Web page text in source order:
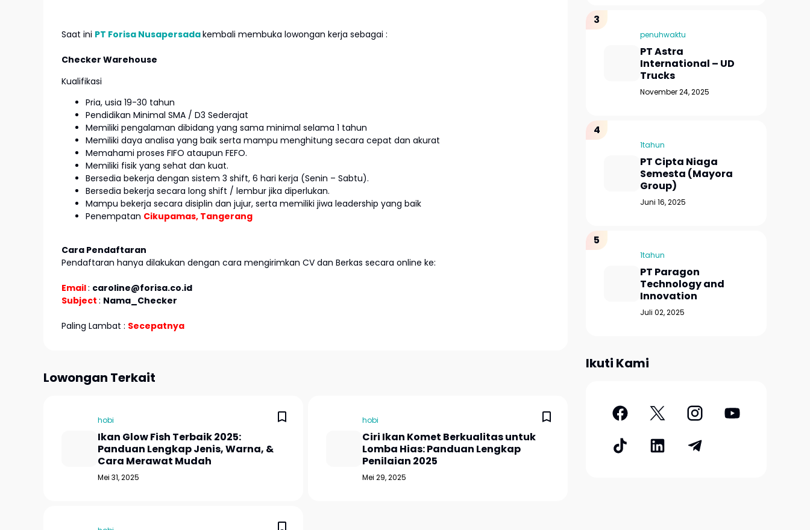
Saat ini PT Forisa Nusapersadakembali membuka lowongan kerja sebagai :
Checker Warehouse
Kualifikasi
Pria, usia 19-30 tahun
Pendidikan Minimal SMA / D3 Sederajat
Memiliki pengalaman dibidang yang sama minimal selama 1 tahun
Memiliki daya analisa yang baik serta mampu menghitung secara cepat dan akurat
Memahami proses FIFO ataupun FEFO.
Memiliki fisik yang sehat dan kuat.
Bersedia bekerja dengan sistem 3 shift, 6 hari kerja (Senin – Sabtu).
Bersedia bekerja secara long shift / lembur jika diperlukan.
Mampu bekerja secara disiplin dan jujur, serta memiliki jiwa leadership yang baik
Penempatan Cikupamas, Tangerang
Cara Pendaftaran
Pendaftaran hanya dilakukan dengan cara mengirimkan CV dan Berkas secara online ke:
Email: caroline@forisa.co.id
Subject : Nama_Checker
Paling Lambat : Secepatnya
Lowongan Terkait
hobi
Ikan Glow Fish Terbaik 2025:
Panduan Lengkap Jenis, Warna, &
Cara Merawat Mudah
Mei 31, 2025
hobi
Ciri Ikan Komet Berkualitas untuk
Lomba Hias: Panduan Lengkap
Penilaian 2025
Mei 29, 2025
penuhwaktu
PT Astra
International – UD
Trucks
November 24, 2025
1tahun
PT Cipta Niaga
Semesta (Mayora
Group)
Juni 16, 2025
1tahun
PT Paragon
Technology and
Innovation
Juli 02, 2025
Ikuti Kami